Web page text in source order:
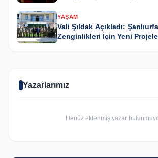
YAŞAM
Vali Şıldak Açıkladı:
Zenginlikleri İçin Yeni
Yazarlarımız
Henüz eklenmiş yazar